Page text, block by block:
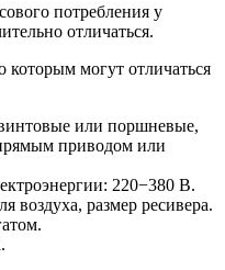
потребления у
отличаться.
могут отличаться
или поршневые,
приводом или
220−380 В.
воздуха, размер ресивера.